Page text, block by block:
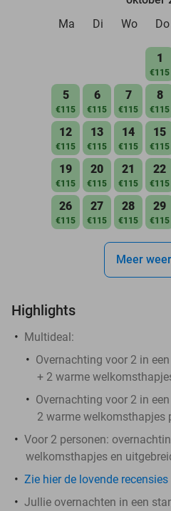
Ma
Di Wo Do
1
€115
5
€115
6
€115
7
€115
8
€115
12
€115
13
€115
14
€115
15
€115
19
€115
20
€115
21
€115
22
€115
26
€115
27
€115
28
€115
29
€115
Meer
Highlights
Multideal:
Overnachting voor 2 in
+ 2 warme
Overnachting voor 2 in
2 warme welkomsthapjes
Voor 2 personen:
welkomsthapjes en
Zie hier de lovende recensies
Jullie overnachten in een